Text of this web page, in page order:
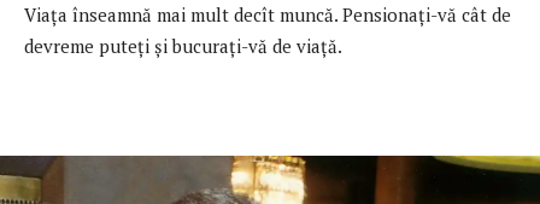
Viaţa înseamnă mai mult decît muncă. Pensionaţi-vă cât de
devreme puteţi şi bucuraţi-vă de viaţă.